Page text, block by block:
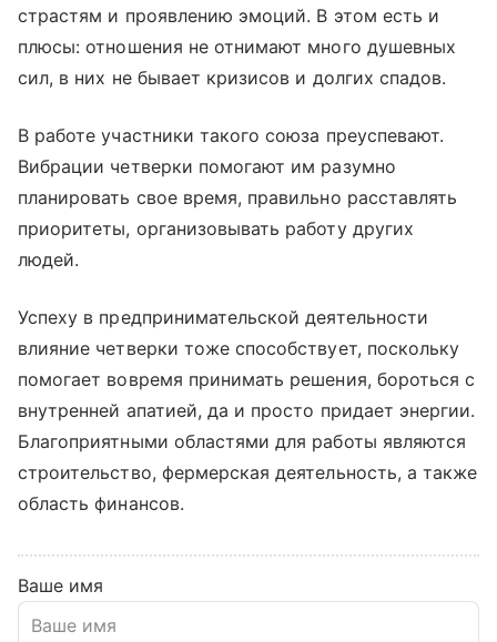
страстям и проявлению эмоций. В этом есть и
плюсы: отношения не отнимают много душевных
сил, в них не бывает кризисов и долгих спадов.
В работе участники такого союза преуспевают.
Вибрации четверки помогают им разумно
планировать свое время, правильно расставлять
приоритеты, организовывать работу других
людей.
Успеху в предпринимательской деятельности
влияние четверки тоже способствует, поскольку
помогает вовремя принимать решения, бороться с
внутренней апатией, да и просто придает энергии.
Благоприятными областями для работы являются
строительство, фермерская деятельность, а также
область финансов.
Ваше имя